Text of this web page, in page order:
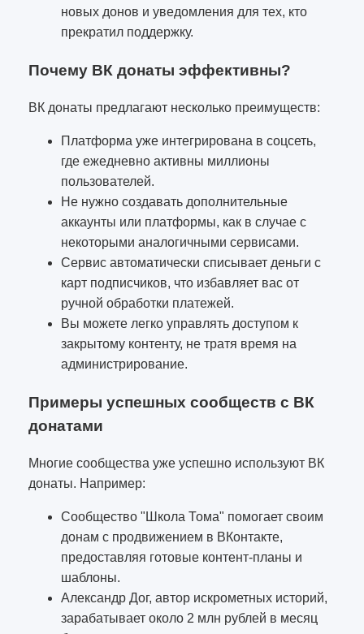
новых донов и уведомления для тех, кто
прекратил поддержку.
Почему ВК донаты эффективны?
ВК донаты предлагают несколько преимуществ:
Платформа уже интегрирована в соцсеть,
где ежедневно активны миллионы
пользователей.
Не нужно создавать дополнительные
аккаунты или платформы, как в случае с
некоторыми аналогичными сервисами.
Сервис автоматически списывает деньги с
карт подписчиков, что избавляет вас от
ручной обработки платежей.
Вы можете легко управлять доступом к
закрытому контенту, не тратя время на
администрирование.
Примеры успешных сообществ с ВК
донатами
Многие сообщества уже успешно используют ВК
донаты. Например:
Сообщество "Школа Тома" помогает своим
донам с продвижением в ВКонтакте,
предоставляя готовые контент-планы и
шаблоны.
Александр Дог, автор искрометных историй,
зарабатывает около 2 млн рублей в месяц